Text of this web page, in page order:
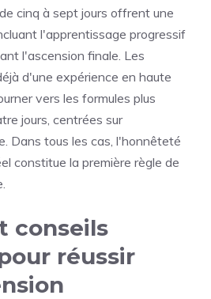
cinq à sept jours offrent une
l'apprentissage progressif
l'ascension finale. Les
d'une expérience en haute
vers les formules plus
jours, centrées sur
Dans tous les cas, l'honnêteté
constitue la première règle de
conseils
réussir